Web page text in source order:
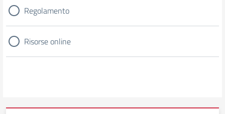
Regolamento
Risorse online